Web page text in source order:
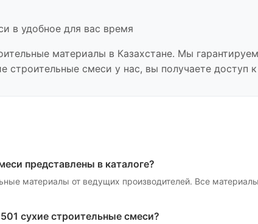
в удобное для вас время
материалы в Казахстане. Мы
строительные смеси у нас, вы получаете доступ
представлены в каталоге?
материалы от ведущих производителей. Все
сухие строительные смеси?